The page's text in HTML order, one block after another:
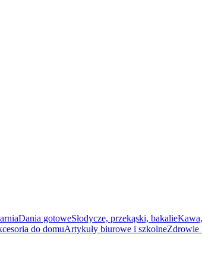
Dania gotoweSłodycze, przekąski, bakalie
do domuArtykuły biurowe i szkolneZdrowie